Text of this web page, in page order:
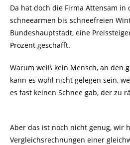
Da hat doch die Firma Attensam in
schneearmen bis schneefreien
Bundeshauptstadt, eine
Prozent geschafft.
Warum weiß kein Mensch, an den
kann es wohl nicht gelegen sein,
es fast keinen Schnee gab, der zu
Aber das ist noch nicht genug, wir
Vergleichsrechnungen einer